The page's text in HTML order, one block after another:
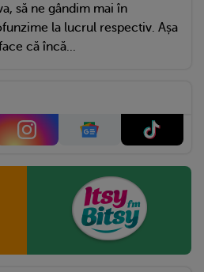
să ne gândim mai în
la lucrul respectiv. Așa
că încă...